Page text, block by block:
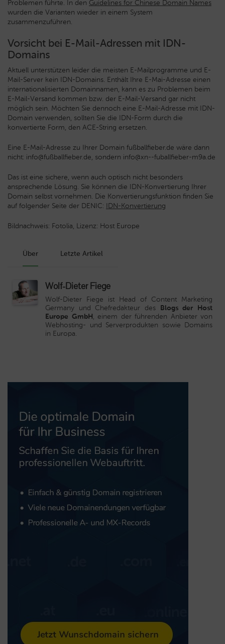
Problemen führte. In den Guidelines for Chinese Domain Names
wurden die Varianten wieder in einem System
zusammenzuführen.
Vorsicht bei E-Mail-Adressen mit IDN-
Domains
Aktuell unterstützen leider die meisten E-Mailprogramme und E-
Mail-Server kein IDN-Domains. Enthält Ihre E-Mai-Adresse einen
internationalisierten Domainnamen, kann es zu Problemen beim
E-Mail-Versand kommen bzw. der E-Mail-Versand gar nicht
möglich sein. Möchten Sie dennoch eine E-Mail-Adresse mit IDN-
Domain verwenden, sollten Sie die IDN-Form durch die
konvertierte Form, den ACE-String ersetzen.
Eine E-Mail-Adresse zu Ihrer Domain fußballfieber.de wäre dann
nicht: info@fußballfieber.de, sondern info@xn--fuballfieber-m9a.de
Das ist eine sichere, wenn auch optisch nicht besonders
ansprechende Lösung. Sie können die IDN-Konvertierung Ihrer
Domain selbst vornehmen. Die Konvertierungsfunktion finden Sie
auf folgender Seite der DENIC: IDN-Konvertierung
Bildnachweis: Fotolia, Lizenz: Host Europe
Über Letzte Artikel
Wolf-Dieter Fiege
Wolf-Dieter Fiege ist Head of Content Marketing
Germany und Chefredakteur des Blogs der Host
Europe GmbH, einem der führenden Anbieter von
Webhosting- und Serverprodukten sowie Domains
in Europa.